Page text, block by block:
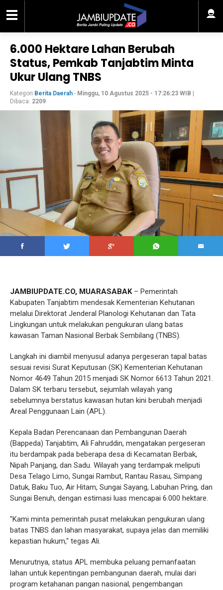
6.000 Hektare Lahan Berubah
Status, Pemkab Tanjabtim Minta
Ukur Ulang TNBS
Kategori Berita Daerah - Minggu, 10 Agustus 2025 - 17:26:23 WIB
Dibaca: 2209
JAMBIUPDATE.CO, MUARASABAK– Pemerintah
Kabupaten Tanjabtim mendesak Kementerian Kehutanan
melalui Direktorat Jenderal Planologi Kehutanan dan Tata
Lingkungan untuk melakukan pengukuran ulang batas
kawasan Taman Nasional Berbak Sembilang (TNBS).
Langkah ini diambil menyusul adanya pergeseran tapal batas
sesuai revisi Surat Keputusan (SK) Kementerian Kehutanan
Nomor 4649 Tahun 2015 menjadi SK Nomor 6613 Tahun 2021.
Dalam SK terbaru tersebut, sejumlah wilayah yang
sebelumnya berstatus kawasan hutan kini berubah menjadi
Areal Penggunaan Lain (APL).
Kepala Badan Perencanaan dan Pembangunan Daerah
(Bappeda) Tanjabtim, Ali Fahruddin, mengatakan pergeseran
itu berdampak pada beberapa desa di Kecamatan Berbak,
Nipah Panjang, dan Sadu. Wilayah yang terdampak meliputi
Desa Telago Limo, Sungai Rambut, Rantau Rasau, Simpang
Datuk, Baku Tuo, Air Hitam, Sungai Sayang, Labuhan Pring, dan
Sungai Benuh, dengan estimasi luas mencapai 6.000 hektare.
"Kami minta pemerintah pusat melakukan pengukuran ulang
batas TNBS dan lahan masyarakat, supaya jelas dan memiliki
kepastian hukum," tegas Ali.
Menurutnya, status APL membuka peluang pemanfaatan
lahan untuk kepentingan pembangunan daerah, mulai dari
program ketahanan pangan nasional, pengembangan